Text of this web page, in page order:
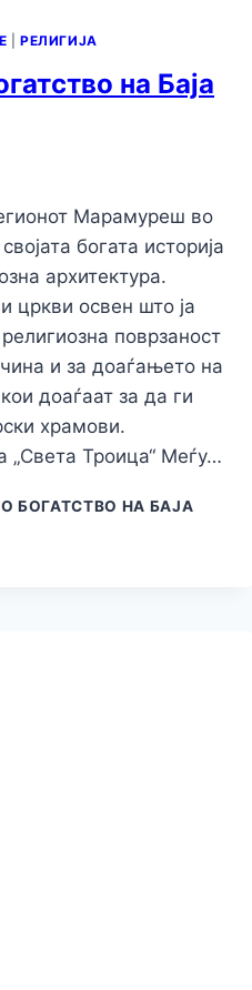
|РЕЛИГИЈА
на Баја
Марамуреш во
богата историја
архитектура.
цркви освен што ја
поврзаност
и за доаѓањето на
доаѓаат за да ги
храмови.
„Света Троица“ Меѓу…
БОГАТСТВО НА БАЈА